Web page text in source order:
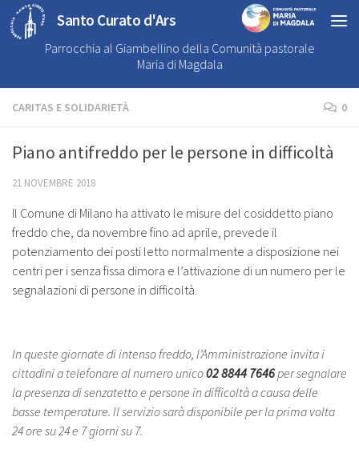
Santo Curato d'Ars
Parrocchia al Giambellino della Comunità pastorale
Maria di Magdala
CARITAS E SOLIDARIETÀ 0
Piano antifreddo per le persone in difficoltà
21 NOVEMBRE 2018
Il Comune di Milano ha attivato le misure del cosiddetto piano
freddo che, da novembre fino ad aprile, prevede il
potenziamento dei posti letto normalmente a disposizione nei
centri per i senza fissa dimora e l’attivazione di un numero per le
segnalazioni di persone in difficoltà.
In queste giornate di intenso freddo, l’Amministrazione invita i
cittadini a telefonare al numero unico02 8844 7646per segnalare
la presenza di senzatetto e persone in difficoltà a causa delle
basse temperature. Il servizio sarà disponibile per la prima volta
24 ore su 24 e 7 giorni su 7.